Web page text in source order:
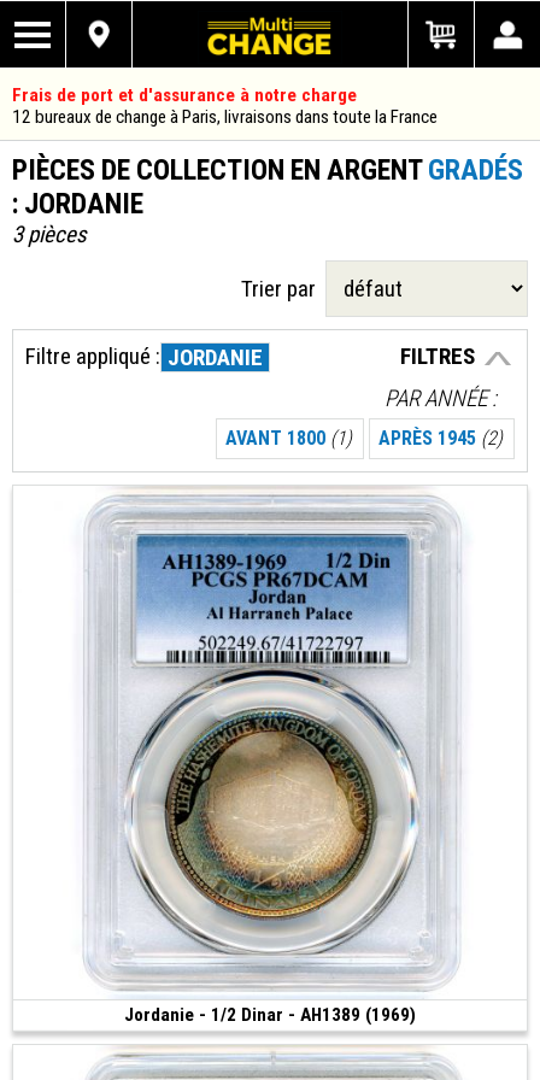
Frais de port et d'assurance à notre charge
12 bureaux de change à Paris, livraisons dans toute la France
PIÈCES DE COLLECTION EN ARGENTGRADÉS
: JORDANIE
3 pièces
Trier par
FILTRES
Filtre appliqué : JORDANIE
PAR ANNÉE
AVANT 1800 (1) APRÈS 1945 (2)
Jordanie - 1/2 Dinar - AH1389 (1969)
(1969 • 20.00 g • 35 mm)